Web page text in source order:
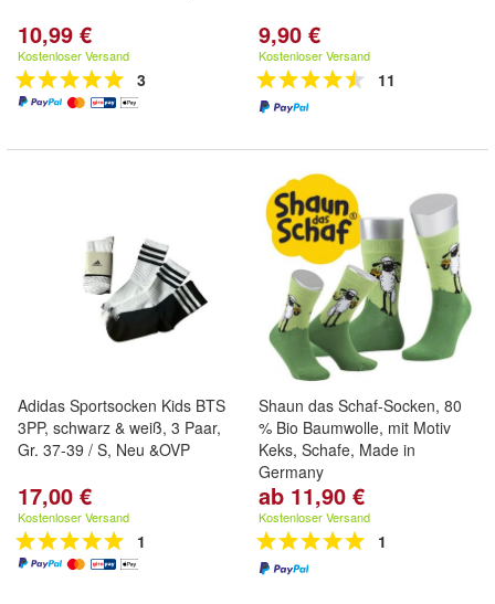
10,99 €
Kostenloser Versand
3
9,90 €
Kostenloser Versand
11
Adidas Sportsocken Kids BTS
3PP, schwarz & weiß, 3 Paar,
Gr. 37-39 / S, Neu &OVP
17,00 €
Kostenloser Versand
1
Shaun das Schaf-Socken, 80
% Bio Baumwolle, mit Motiv
Keks, Schafe, Made in
Germany
ab 11,90 €
Kostenloser Versand
1